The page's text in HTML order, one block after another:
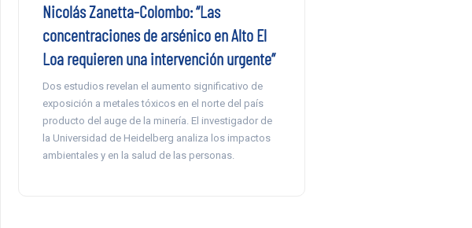
Nicolás Zanetta-Colombo: “Las
concentraciones de arsénico en Alto El
Loa requieren una intervención urgente”
Dos estudios revelan el aumento significativo de
exposición a metales tóxicos en el norte del país
producto del auge de la minería. El investigador de
la Universidad de Heidelberg analiza los impactos
ambientales y en la salud de las personas.